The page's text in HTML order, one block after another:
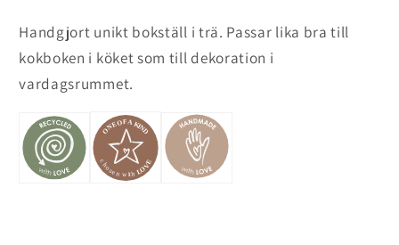
Handgjort unikt bokställ i trä. Passar lika bra till
kokboken i köket som till dekoration i
vardagsrummet.